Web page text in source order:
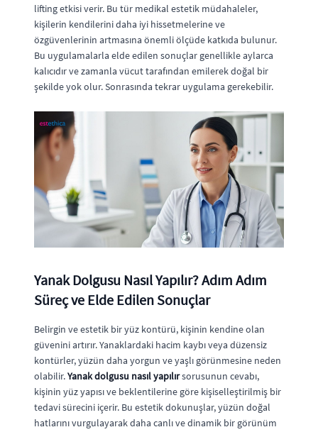
lifting etkisi verir. Bu tür medikal estetik müdahaleler,
kişilerin kendilerini daha iyi hissetmelerine ve
özgüvenlerinin artmasına önemli ölçüde katkıda bulunur.
Bu uygulamalarla elde edilen sonuçlar genellikle aylarca
kalıcıdır ve zamanla vücut tarafından emilerek doğal bir
şekilde yok olur. Sonrasında tekrar uygulama gerekebilir.
Yanak Dolgusu Nasıl Yapılır? Adım Adım
Süreç ve Elde Edilen Sonuçlar
Belirgin ve estetik bir yüz kontürü, kişinin kendine olan
güvenini artırır. Yanaklardaki hacim kaybı veya düzensiz
kontürler, yüzün daha yorgun ve yaşlı görünmesine neden
olabilir.Yanak dolgusu nasıl yapılırsorusunun cevabı,
kişinin yüz yapısı ve beklentilerine göre kişiselleştirilmiş bir
tedavi sürecini içerir. Bu estetik dokunuşlar, yüzün doğal
hatlarını vurgulayarak daha canlı ve dinamik bir görünüm